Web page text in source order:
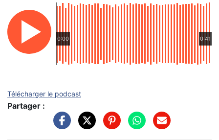
0:00 0:41
Télécharger le podcast
Partager :